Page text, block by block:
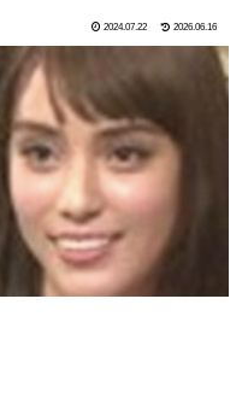
2024.07.22 2026.06.16